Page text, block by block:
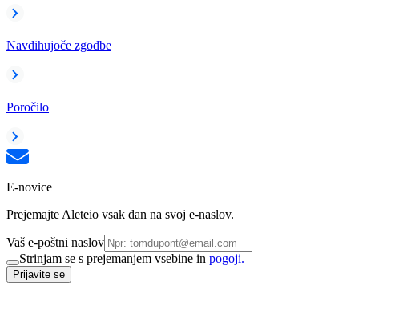
Navdihujoče zgodbe
Poročilo
E-novice
Prejemajte Aleteio vsak dan na svoj e-naslov.
Vaš e-poštni naslov
Strinjam se s prejemanjem vsebine in pogoji.
Prijavite se